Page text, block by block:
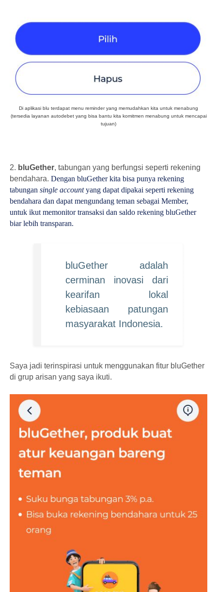
Di aplikasi blu terdapat menu reminder yang memudahkan kita untuk menabung
(tersedia layanan autodebet yang bisa bantu kita komitmen menabung untuk mencapai
tujuan)
2. bluGether, tabungan yang berfungsi seperti rekening
bendahara. Dengan bluGether kita bisa punya rekening
tabungan single accountyang dapat dipakai seperti rekening
bendahara dan dapat mengundang teman sebagai Member,
untuk ikut memonitor transaksi dan saldo rekening bluGether
biar lebih transparan.
bluGether adalah
cerminan inovasi dari
kearifan lokal
kebiasaan patungan
masyarakat Indonesia.
Saya jadi terinspirasi untuk menggunakan fitur bluGether
di grup arisan yang saya ikuti.